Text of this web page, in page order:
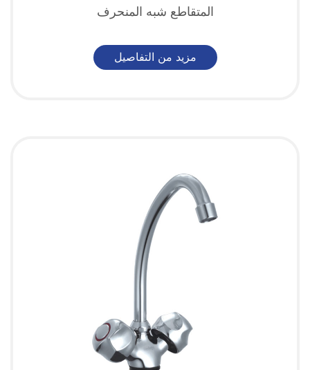
المتقاطع شبه المنحرف
مزيد من التفاصيل